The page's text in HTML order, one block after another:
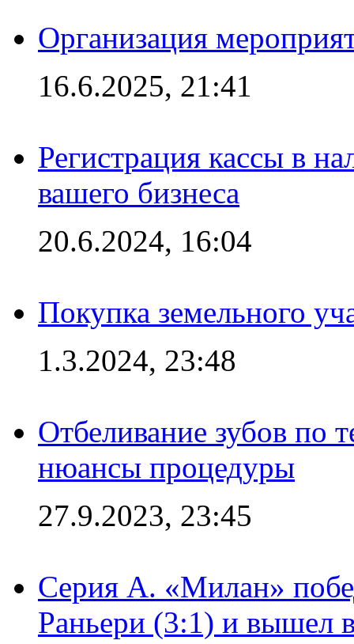
Организация
16.6.2025, 21:41
Регистрация кассы в
вашего бизнеса
20.6.2024, 16:04
Покупка земельного
1.3.2024, 23:48
Отбеливание зубов по
нюансы процедуры
27.9.2023, 23:45
Серия А. «Милан»
Раньери (3:1) и вышел